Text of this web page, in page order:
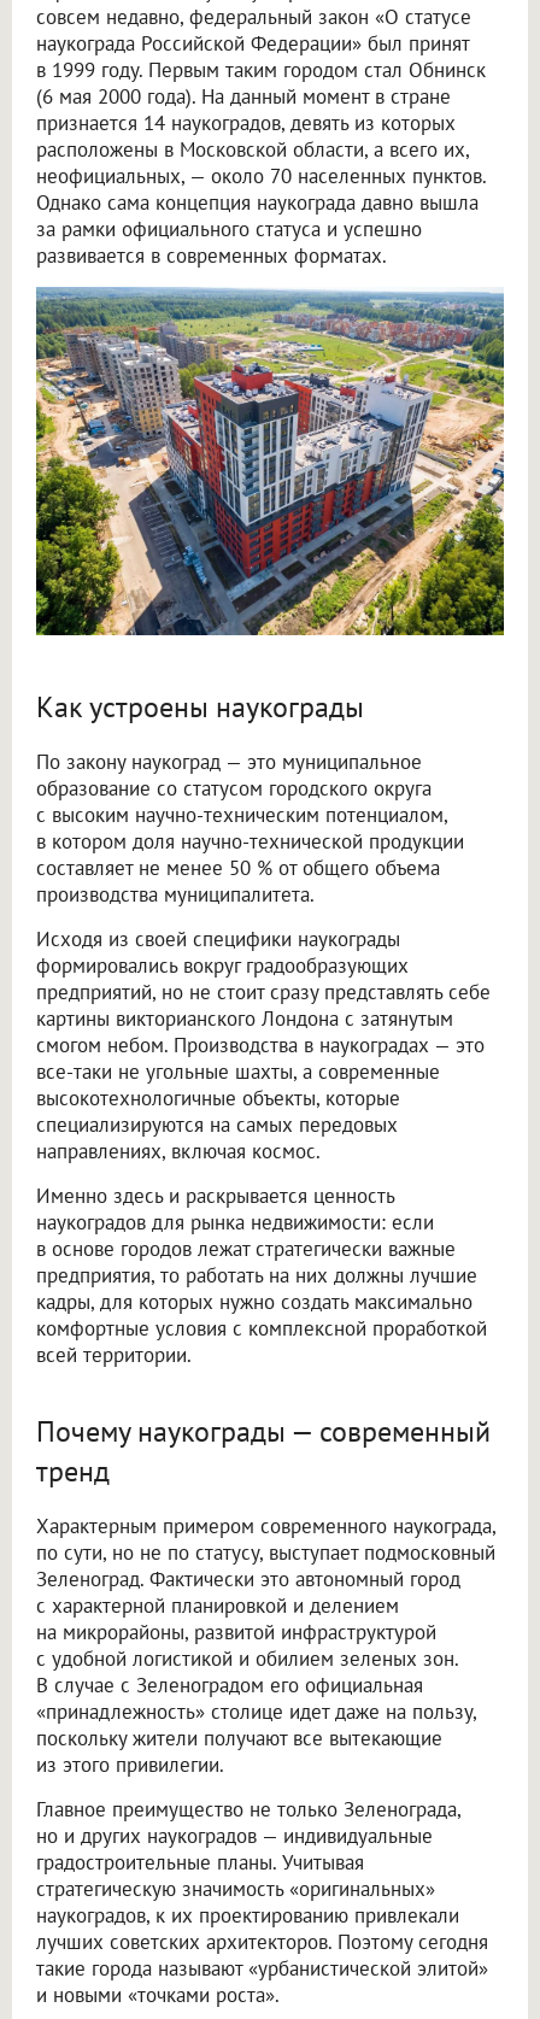
совсем недавно, федеральный закон «О статусе
наукограда Российской Федерации» был принят
в 1999 году. Первым таким городом стал Обнинск
(6 мая 2000 года). На данный момент в стране
признается 14 наукоградов, девять из которых
расположены в Московской области, а всего их,
неофициальных, — около 70 населенных пунктов.
Однако сама концепция наукограда давно вышла
за рамки официального статуса и успешно
развивается в современных форматах.
Как устроены наукограды
По закону наукоград — это муниципальное
образование со статусом городского округа
с высоким научно-техническим потенциалом,
в котором доля научно-технической продукции
составляет не менее 50 % от общего объема
производства муниципалитета.
Исходя из своей специфики наукограды
формировались вокруг градообразующих
предприятий, но не стоит сразу представлять себе
картины викторианского Лондона с затянутым
смогом небом. Производства в наукоградах — это
все-таки не угольные шахты, а современные
высокотехнологичные объекты, которые
специализируются на самых передовых
направлениях, включая космос.
Именно здесь и раскрывается ценность
наукоградов для рынка недвижимости: если
в основе городов лежат стратегически важные
предприятия, то работать на них должны лучшие
кадры, для которых нужно создать максимально
комфортные условия с комплексной проработкой
всей территории.
Почему наукограды — современный
тренд
Характерным примером современного наукограда,
по сути, но не по статусу, выступает подмосковный
Зеленоград. Фактически это автономный город
с характерной планировкой и делением
на микрорайоны, развитой инфраструктурой
с удобной логистикой и обилием зеленых зон.
В случае с Зеленоградом его официальная
«принадлежность» столице идет даже на пользу,
поскольку жители получают все вытекающие
из этого привилегии.
Главное преимущество не только Зеленограда,
но и других наукоградов — индивидуальные
градостроительные планы. Учитывая
стратегическую значимость «оригинальных»
наукоградов, к их проектированию привлекали
лучших советских архитекторов. Поэтому сегодня
такие города называют «урбанистической элитой»
и новыми «точками роста».